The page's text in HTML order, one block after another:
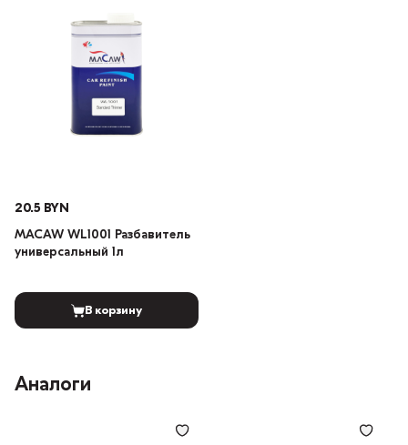
20.5 BYN
MACAW WL1001 Разбавитель
универсальный 1л
В корзину
Аналоги